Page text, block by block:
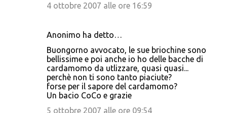
4 ottobre 2007 alle ore 16:59
Anonimo ha detto…
Buongorno avvocato, le sue briochine sono
bellissime e poi anche io ho delle bacche di
cardamomo da utlizzare, quasi quasi...
perchè non ti sono tanto piaciute?
forse per il sapore del cardamomo?
Un bacio CoCo e grazie
5 ottobre 2007 alle ore 09:54